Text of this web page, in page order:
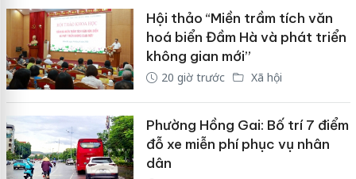
Hội thảo “Miền trầm tích văn
hoá biển Đầm Hà và phát triển
không gian mới”
20 giờ trước Xã hội
Phường Hồng Gai: Bố trí 7 điểm
đỗ xe miễn phí phục vụ nhân
dân